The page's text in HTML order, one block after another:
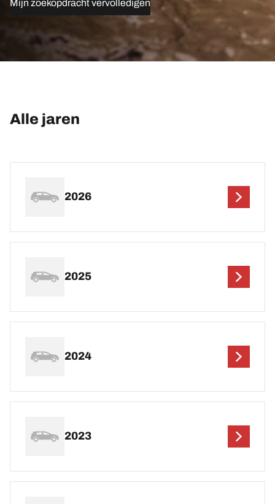
Mijn zoekopdracht vervolledigen
Alle jaren
2026
2025
2024
2023